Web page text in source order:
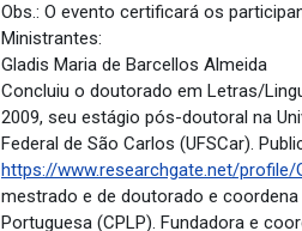
Obs.: O evento certificará os
Ministrantes:
Gladis Maria de Barcellos Almeida
Concluiu o doutorado em Letras/
2009, seu estágio pós-doutoral na
Federal de São Carlos (UFSCar).
https://www.researchgate.net/profile/
mestrado e de doutorado e
Portuguesa (CPLP). Fundadora e